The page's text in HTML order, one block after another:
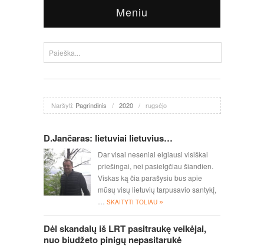
Meniu
Naršyti: Pagrindinis / 2020 / rugsėjo
D.Jančaras: lietuviai lietuvius…
Dar visai neseniai elgiausi visiškai
priešingai, nei pasielgčiau šiandien.
Viskas ką čia parašysiu bus apie
mūsų visų lietuvių tarpusavio santykį,
SKAITYTI TOLIAU »
Dėl skandalų iš LRT pasitraukę veikėjai,
nuo biudžeto pinigų nepasitarukė